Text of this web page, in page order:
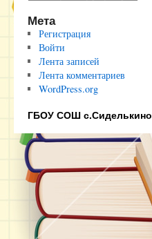
Мета
Регистрация
Войти
Лента записей
Лента комментариев
WordPress.org
ГБОУ СОШ с.Сиделькино